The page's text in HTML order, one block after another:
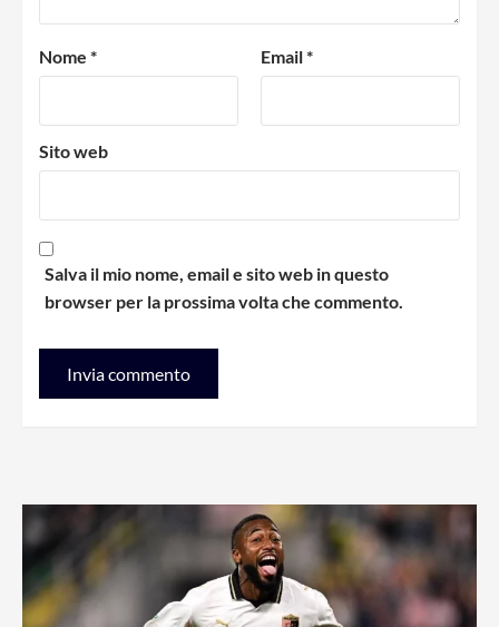
Nome * Email*
Sito web
Salva il mio nome, email e sito web in questo
browser per la prossima volta che commento.